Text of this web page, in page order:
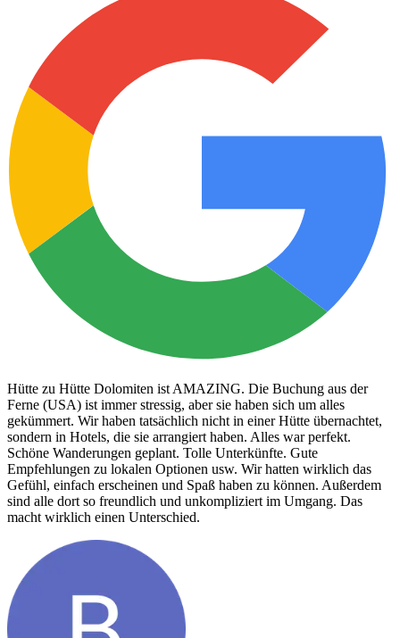
Hütte zu Hütte Dolomiten ist AMAZING. Die Buchung aus der
Ferne (USA) ist immer stressig, aber sie haben sich um alles
gekümmert. Wir haben tatsächlich nicht in einer Hütte übernachtet,
sondern in Hotels, die sie arrangiert haben. Alles war perfekt.
Schöne Wanderungen geplant. Tolle Unterkünfte. Gute
Empfehlungen zu lokalen Optionen usw. Wir hatten wirklich das
Gefühl, einfach erscheinen und Spaß haben zu können. Außerdem
sind alle dort so freundlich und unkompliziert im Umgang. Das
macht wirklich einen Unterschied.